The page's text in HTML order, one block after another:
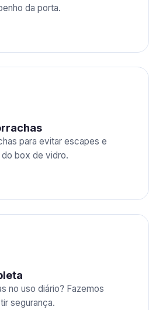
da porta.
para evitar escapes e
box de vidro.
no uso diário? Fazemos
segurança.